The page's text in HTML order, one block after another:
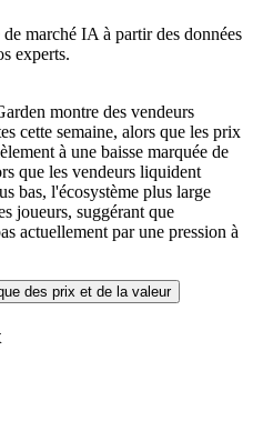
marché IA à partir des données
experts.
montre des vendeurs
cette semaine, alors que les prix
à une baisse marquée de
que les vendeurs liquident
bas, l'écosystème plus large
joueurs, suggérant que
actuellement par une pression à
des prix et de la valeur